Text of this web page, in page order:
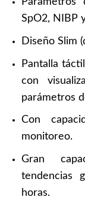
SpO2, NIBP
Diseño Slim
Pantalla
con
parámetros
Con
monitoreo.
Gran
tendencias
horas.